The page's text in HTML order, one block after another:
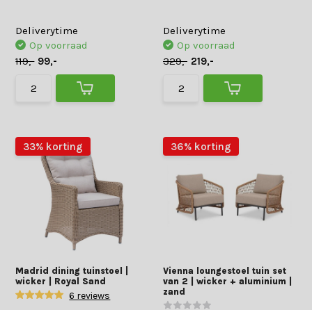
Deliverytime
Op voorraad
119,- 99,-
Deliverytime
Op voorraad
329,- 219,-
33% korting
Madrid dining tuinstoel |
wicker | Royal Sand
6 reviews
36% korting
Vienna loungestoel tuin set
van 2 | wicker + aluminium |
zand